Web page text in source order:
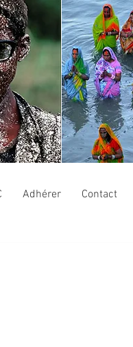
Adhérer Contact